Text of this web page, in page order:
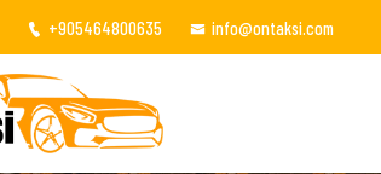
+905464800635 info@ontaksi.com